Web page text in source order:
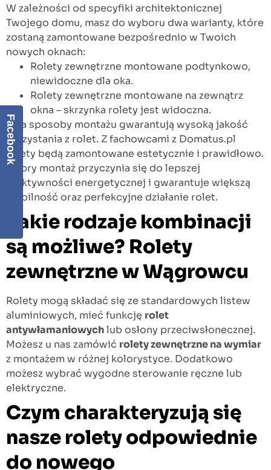
W zależności od specyfiki architektonicznej
Twojego domu, masz do wyboru dwa warianty, które
zostaną zamontowane bezpośrednio w Twoich
nowych oknach:
Rolety zewnętrzne montowane podtynkowo,
niewidoczne dla oka.
Rolety zewnętrzne montowane na zewnątrz
okna – skrzynka rolety jest widoczna.
Oba sposoby montażu gwarantują wysoką jakość
korzystania z rolet. Z fachowcami z Domatus.pl
rolety będą zamontowane estetycznie i prawidłowo.
Dobry montaż przyczynia się do lepszej
efektywności energetycznej i gwarantuje większą
stabilność oraz perfekcyjne działanie rolet.
Jakie rodzaje kombinacji
są możliwe? Rolety
zewnętrzne w Wągrowcu
Rolety mogą składać się ze standardowych listew
aluminiowych, mieć funkcję rolet
antywłamaniowychlub osłony przeciwsłonecznej.
Możesz u nas zamówić rolety zewnętrzne na wymiar
z montażem w różnej kolorystyce. Dodatkowo
możesz wybrać wygodne sterowanie ręczne lub
elektryczne.
Czym charakteryzują się
nasze rolety odpowiednie
do nowego
Facebook